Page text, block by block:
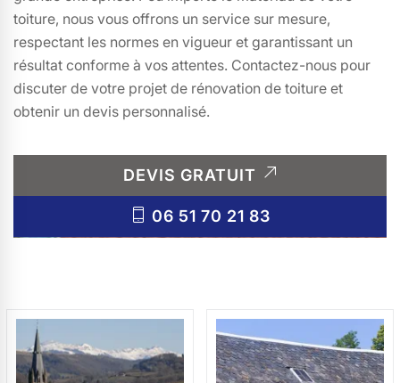
toiture, nous vous offrons un service sur mesure,
respectant les normes en vigueur et garantissant un
résultat conforme à vos attentes. Contactez-nous pour
discuter de votre projet de rénovation de toiture et
obtenir un devis personnalisé.
DEVIS GRATUIT
06 51 70 21 83